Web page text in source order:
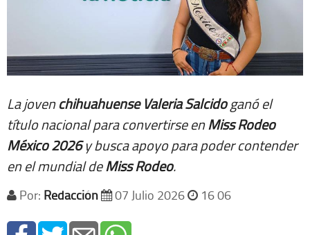
La jovenchihuahuense Valeria Salcidoganó el
título nacional para convertirse enMiss Rodeo
México 2026y busca apoyo para poder contender
en el mundial deMiss Rodeo.
Por: Redacción 07 Julio 2026 16 06